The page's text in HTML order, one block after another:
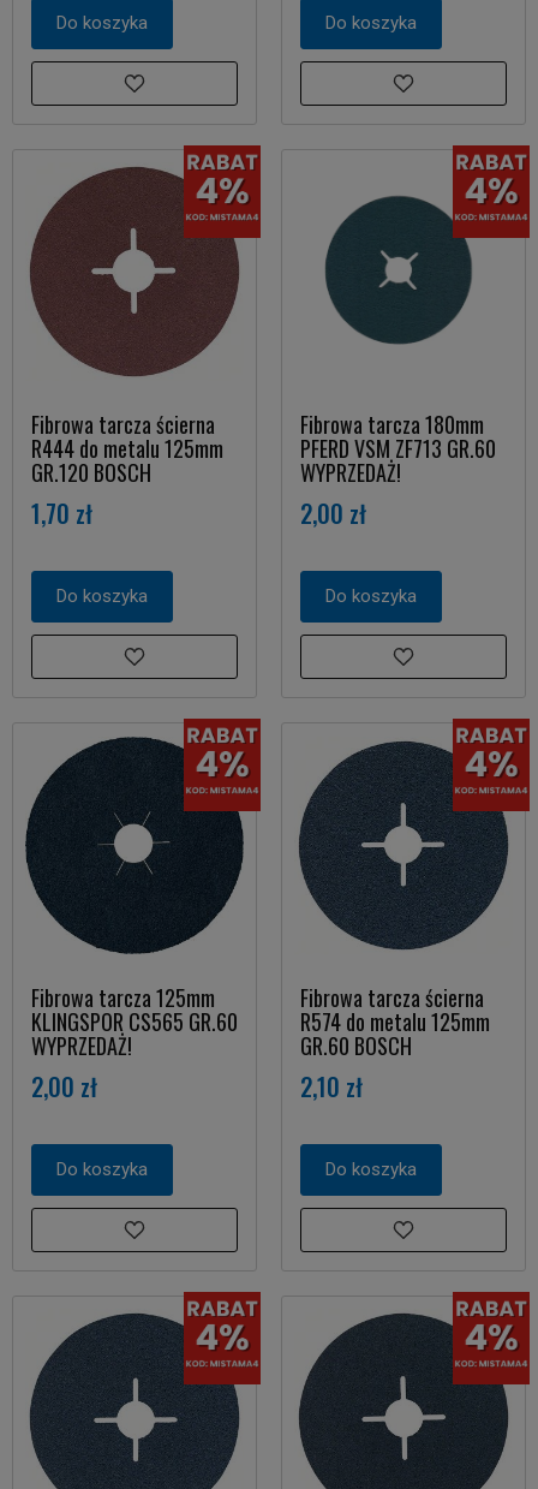
Do koszyka Do koszyka
Fibrowa tarcza ścierna
R444 do metalu 125mm
GR.120 BOSCH
1,70 zł
Do koszyka
Fibrowa tarcza 180mm
PFERD VSM ZF713 GR.60
WYPRZEDAŻ!
2,00 zł
Do koszyka
Fibrowa tarcza 125mm
KLINGSPOR CS565 GR.60
WYPRZEDAŻ!
2,00 zł
Do koszyka
Fibrowa tarcza ścierna
R574 do metalu 125mm
GR.60 BOSCH
2,10 zł
Do koszyka